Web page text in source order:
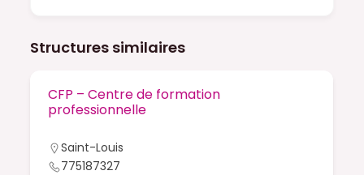
Structures similaires
CFP – Centre de formation
professionnelle
Saint-Louis
775187327